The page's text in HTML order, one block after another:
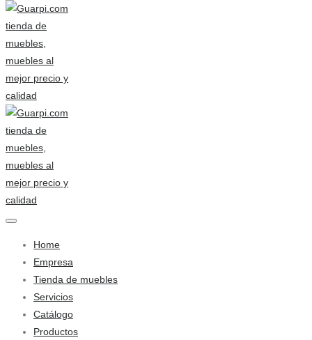
Home
Empresa
Tienda de muebles
Servicios
Catálogo
Productos